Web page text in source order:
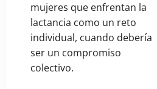
mujeres que enfrentan la
lactancia como un reto
individual, cuando debería
ser un compromiso
colectivo.